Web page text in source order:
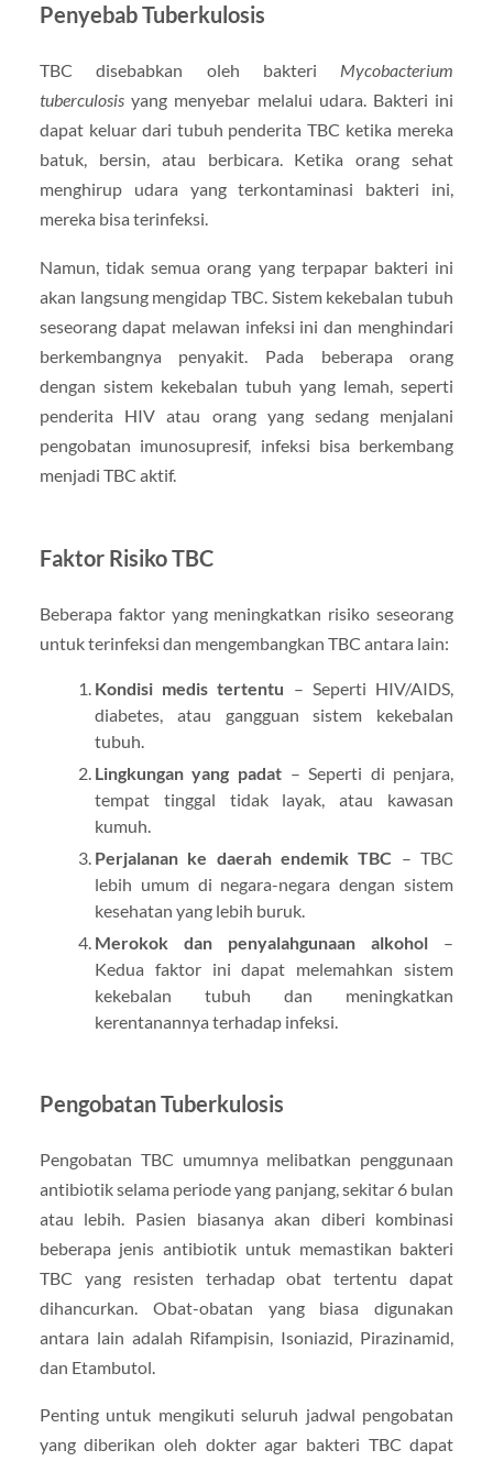
Penyebab Tuberkulosis
TBC disebabkan oleh bakteri Mycobacterium
tuberculosisyang menyebar melalui udara. Bakteri ini
dapat keluar dari tubuh penderita TBC ketika mereka
batuk, bersin, atau berbicara. Ketika orang sehat
menghirup udara yang terkontaminasi bakteri ini,
mereka bisa terinfeksi.
Namun, tidak semua orang yang terpapar bakteri ini
akan langsung mengidap TBC. Sistem kekebalan tubuh
seseorang dapat melawan infeksi ini dan menghindari
berkembangnya penyakit. Pada beberapa orang
dengan sistem kekebalan tubuh yang lemah, seperti
penderita HIV atau orang yang sedang menjalani
pengobatan imunosupresif, infeksi bisa berkembang
menjadi TBC aktif.
Faktor Risiko TBC
Beberapa faktor yang meningkatkan risiko seseorang
untuk terinfeksi dan mengembangkan TBC antara lain:
Kondisi medis tertentu – Seperti HIV/AIDS,
diabetes, atau gangguan sistem kekebalan
tubuh.
Lingkungan yang padat– Seperti di penjara,
tempat tinggal tidak layak, atau kawasan
kumuh.
Perjalanan ke daerah endemik TBC – TBC
lebih umum di negara-negara dengan sistem
kesehatan yang lebih buruk.
Merokok dan penyalahgunaan alkohol –
Kedua faktor ini dapat melemahkan sistem
kekebalan tubuh dan meningkatkan
kerentanannya terhadap infeksi.
Pengobatan Tuberkulosis
Pengobatan TBC umumnya melibatkan penggunaan
antibiotik selama periode yang panjang, sekitar 6 bulan
atau lebih. Pasien biasanya akan diberi kombinasi
beberapa jenis antibiotik untuk memastikan bakteri
TBC yang resisten terhadap obat tertentu dapat
dihancurkan. Obat-obatan yang biasa digunakan
antara lain adalah Rifampisin, Isoniazid, Pirazinamid,
dan Etambutol.
Penting untuk mengikuti seluruh jadwal pengobatan
yang diberikan oleh dokter agar bakteri TBC dapat